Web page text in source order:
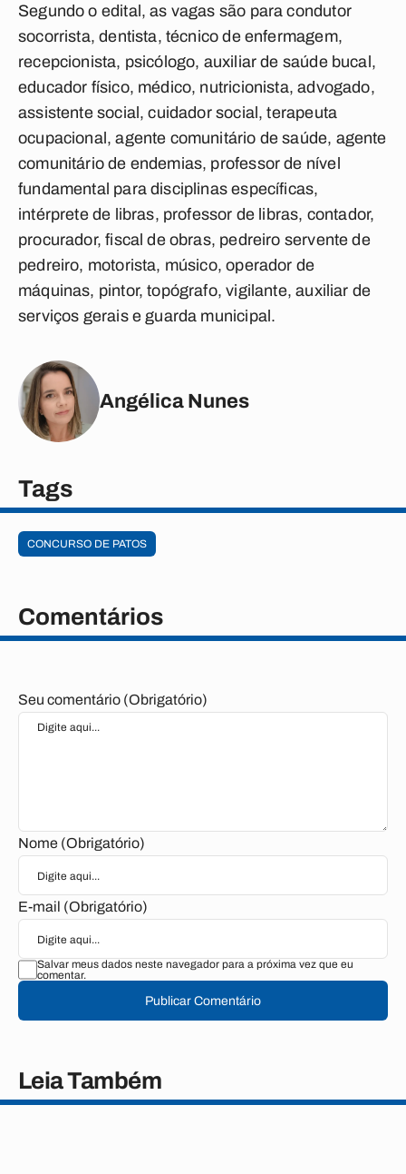
Segundo o edital, as vagas são para condutor
socorrista, dentista, técnico de enfermagem,
recepcionista, psicólogo, auxiliar de saúde bucal,
educador físico, médico, nutricionista, advogado,
assistente social, cuidador social, terapeuta
ocupacional, agente comunitário de saúde, agente
comunitário de endemias, professor de nível
fundamental para disciplinas específicas,
intérprete de libras, professor de libras, contador,
procurador, fiscal de obras, pedreiro servente de
pedreiro, motorista, músico, operador de
máquinas, pintor, topógrafo, vigilante, auxiliar de
serviços gerais e guarda municipal.
Angélica Nunes
Tags
CONCURSO DE PATOS
Comentários
Seu comentário (Obrigatório)
Nome (Obrigatório)
E-mail (Obrigatório)
Salvar meus dados neste navegador para a próxima vez que eu
comentar.
Publicar Comentário
Leia Também